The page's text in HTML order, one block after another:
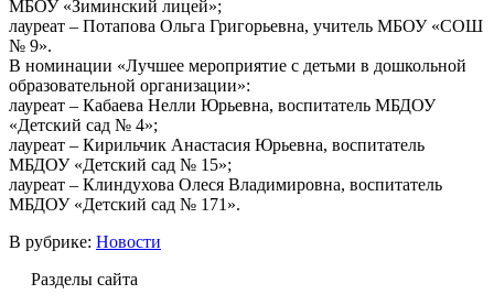
МБОУ «Зиминский лицей»;
лауреат – Потапова Ольга Григорьевна, учитель МБОУ «СОШ
№ 9».
В номинации «Лучшее мероприятие с детьми в дошкольной
образовательной организации»:
лауреат – Кабаева Нелли Юрьевна, воспитатель МБДОУ
«Детский сад № 4»;
лауреат – Кирильчик Анастасия Юрьевна, воспитатель
МБДОУ «Детский сад № 15»;
лауреат – Клиндухова Олеся Владимировна, воспитатель
МБДОУ «Детский сад № 171».
В рубрике: Новости
Разделы сайта